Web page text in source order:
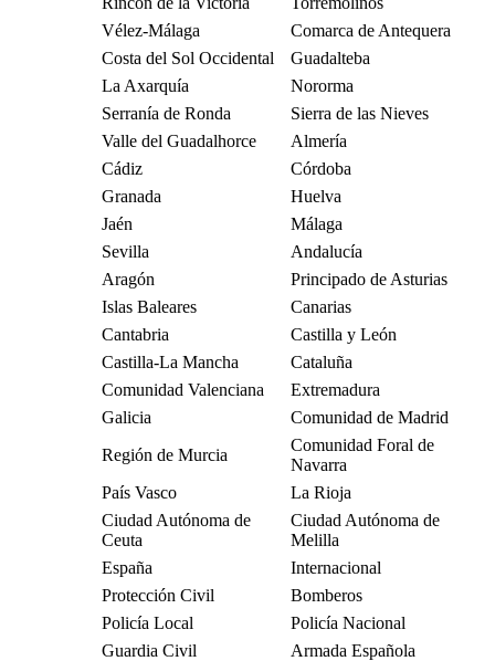
Vélez-Málaga
Comarca de Antequera
Costa del Sol Occidental
Guadalteba
La Axarquía
Nororma
Serranía de Ronda
Sierra de las Nieves
Valle del Guadalhorce
Almería
Cádiz
Córdoba
Granada
Huelva
Jaén
Málaga
Sevilla
Andalucía
Aragón
Principado de Asturias
Islas Baleares
Canarias
Cantabria
Castilla y León
Castilla-La Mancha
Cataluña
Comunidad Valenciana
Extremadura
Galicia
Comunidad de Madrid
Región de Murcia
Comunidad Foral de
Navarra
País Vasco
La Rioja
Ciudad Autónoma de
Ceuta
Ciudad Autónoma de
Melilla
España
Internacional
Protección Civil
Bomberos
Policía Local
Policía Nacional
Guardia Civil
Armada Española